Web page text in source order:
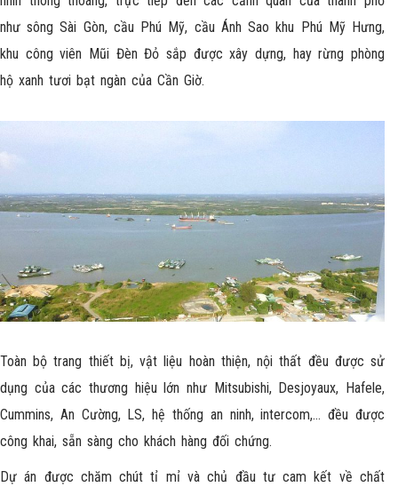
như sông Sài Gòn, cầu Phú Mỹ, cầu Ánh Sao khu Phú Mỹ Hưng,
khu công viên Mũi Đèn Đỏ sắp được xây dựng, hay rừng phòng
hộ xanh tươi bạt ngàn của Cần Giờ.
Toàn bộ trang thiết bị, vật liệu hoàn thiện, nội thất đều được sử
dụng của các thương hiệu lớn như Mitsubishi, Desjoyaux, Hafele,
Cummins, An Cường, LS, hệ thống an ninh, intercom,… đều được
công khai, sẵn sàng cho khách hàng đối chứng.
Dự án được chăm chút tỉ mỉ và chủ đầu tư cam kết về chất